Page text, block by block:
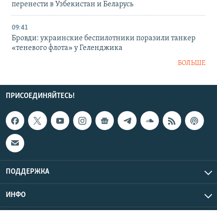
перенести в Узбекистан и Беларусь
09:41
Бровди: украинские беспилотники поразили танкер
«теневого флота» у Геленджика
БОЛЬШЕ
ПРИСОЕДИНЯЙТЕСЬ!
ПОДДЕРЖКА
ИНФО